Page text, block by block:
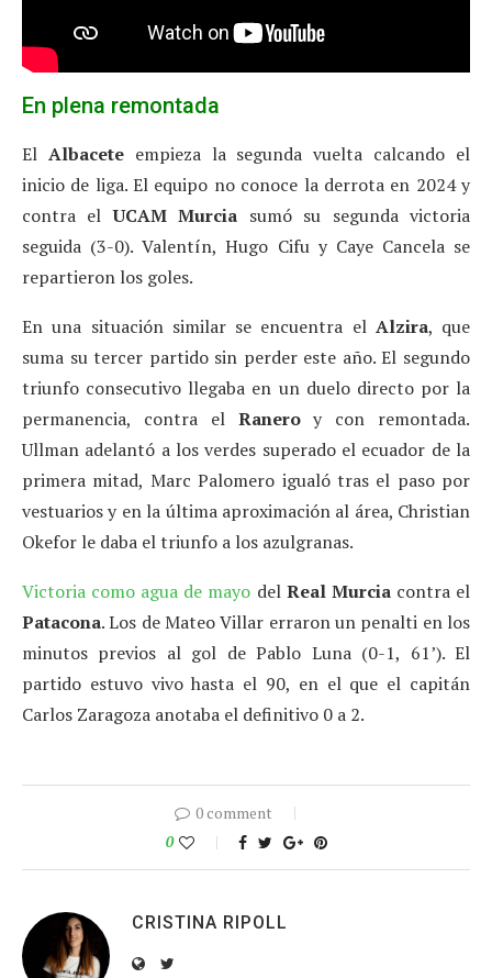
En plena remontada
El Albaceteempieza la segunda vuelta calcando el
inicio de liga. El equipo no conoce la derrota en 2024 y
contra elUCAM Murcia sumó su segunda victoria
seguida (3-0). Valentín, Hugo Cifu y Caye Cancela se
repartieron los goles.
En una situación similar se encuentra el Alzira, que
suma su tercer partido sin perder este año. El segundo
triunfo consecutivo llegaba en un duelo directo por la
permanencia, contra el Raneroy con remontada.
Ullman adelantó a los verdes superado el ecuador de la
primera mitad, Marc Palomero igualó tras el paso por
vestuarios y en la última aproximación al área, Christian
Okefor le daba el triunfo a los azulgranas.
Victoria como agua de mayo del Real Murciacontra el
Patacona. Los de Mateo Villar erraron un penalti en los
minutos previos al gol de Pablo Luna (0-1, 61’). El
partido estuvo vivo hasta el 90, en el que el capitán
Carlos Zaragoza anotaba el definitivo 0 a 2.
0 comment
0
CRISTINA RIPOLL